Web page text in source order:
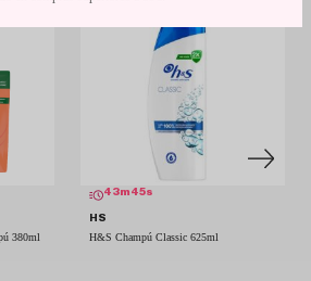
380ml
43m 45s
HS
H&S Champú Classic 625ml